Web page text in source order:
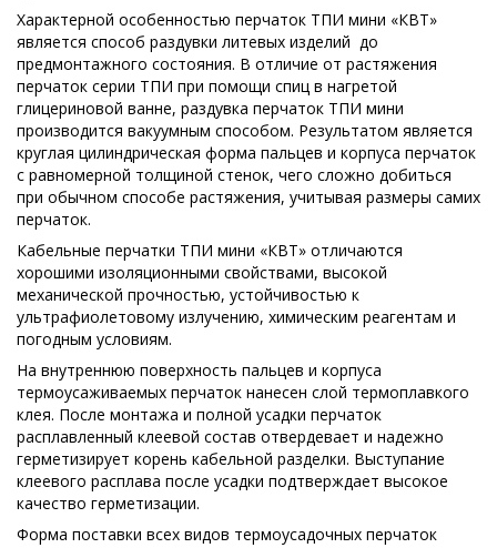
Характерной особенностью перчаток ТПИ мини «КВТ»
является способ раздувки литевых изделий до
предмонтажного состояния. В отличие от растяжения
перчаток серии ТПИ при помощи спиц в нагретой
глицериновой ванне, раздувка перчаток ТПИ мини
производится вакуумным способом. Результатом является
круглая цилиндрическая форма пальцев и корпуса перчаток
с равномерной толщиной стенок, чего сложно добиться
при обычном способе растяжения, учитывая размеры самих
перчаток.
Кабельные перчатки ТПИ мини «КВТ» отличаются
хорошими изоляционными свойствами, высокой
механической прочностью, устойчивостью к
ультрафиолетовому излучению, химическим реагентам и
погодным условиям.
На внутреннюю поверхность пальцев и корпуса
термоусаживаемых перчаток нанесен слой термоплавкого
клея. После монтажа и полной усадки перчаток
расплавленный клеевой состав отвердевает и надежно
герметизирует корень кабельной разделки. Выступание
клеевого расплава после усадки подтверждает высокое
качество герметизации.
Форма поставки всех видов термоусадочных перчаток